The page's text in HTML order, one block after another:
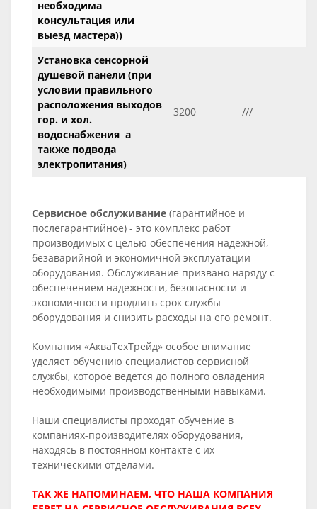
необходима
консультация или
выезд мастера))
Установка сенсорной
душевой панели (при
условии правильного
расположения выходов
гор. и хол.
водоснабжения а
также подвода
электропитания)
3200 ///
Сервисное обслуживание (гарантийное и
послегарантийное) - это комплекс работ
производимых с целью обеспечения надежной,
безаварийной и экономичной эксплуатации
оборудования. Обслуживание призвано наряду с
обеспечением надежности, безопасности и
экономичности продлить срок службы
оборудования и снизить расходы на его ремонт.
Компания «АкваТехТрейд» особое внимание
уделяет обучению специалистов сервисной
службы, которое ведется до полного овладения
необходимыми производственными навыками.
Наши специалисты проходят обучение в
компаниях-производителях оборудования,
находясь в постоянном контакте с их
техническими отделами.
ТАК ЖЕ НАПОМИНАЕМ, ЧТО НАША КОМПАНИЯ